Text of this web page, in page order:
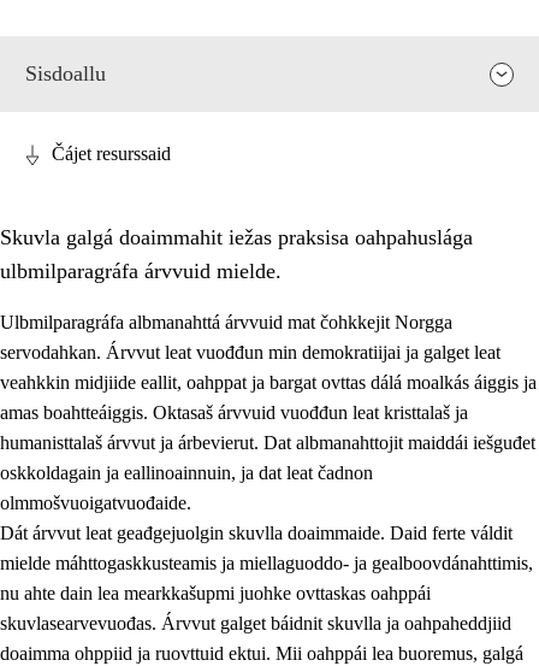
Sisdoallu
1. Oahpahusa árvovuođđu
1.1 Olmmošárvu
1.2 Identitehta ja kultuvrralaš girjáivuohta
1.3 Kritihkalaš jurddašeapmi ja ehtalaš diđolašvuohta
1.4 Hutkanillu, beroštupmi ja suokkardanhuovva
1.5 Luondduákten ja birasdiđolašvuohta
Čájet resurssaid
Skuvla galgá doaimmahit iežas praksisa oahpahuslága
ulbmilparagráfa árvvuid mielde.
Ulbmilparagráfa albmanahttá árvvuid mat čohkkejit Norgga
servodahkan. Árvvut leat vuođđun min demokratiijai ja galget leat
veahkkin midjiide eallit, oahppat ja bargat ovttas dálá moalkás áiggis ja
amas boahtteáiggis. Oktasaš árvvuid vuođđun leat kristtalaš ja
humanisttalaš árvvut ja árbevierut. Dat albmanahttojit maiddái iešguđet
oskkoldagain ja eallinoainnuin, ja dat leat čadnon
olmmošvuoigatvuođaide.
Dát árvvut leat geađgejuolgin skuvlla doaimmaide. Daid ferte váldit
mielde máhttogaskkusteamis ja miellaguoddo- ja gealboovdánahttimis,
nu ahte dain lea mearkkašupmi juohke ovttaskas oahppái
skuvlasearvevuođas. Árvvut galget báidnit skuvlla ja oahpaheddjiid
doaimma ohppiid ja ruovttuid ektui. Mii oahppái lea buoremus, galgá